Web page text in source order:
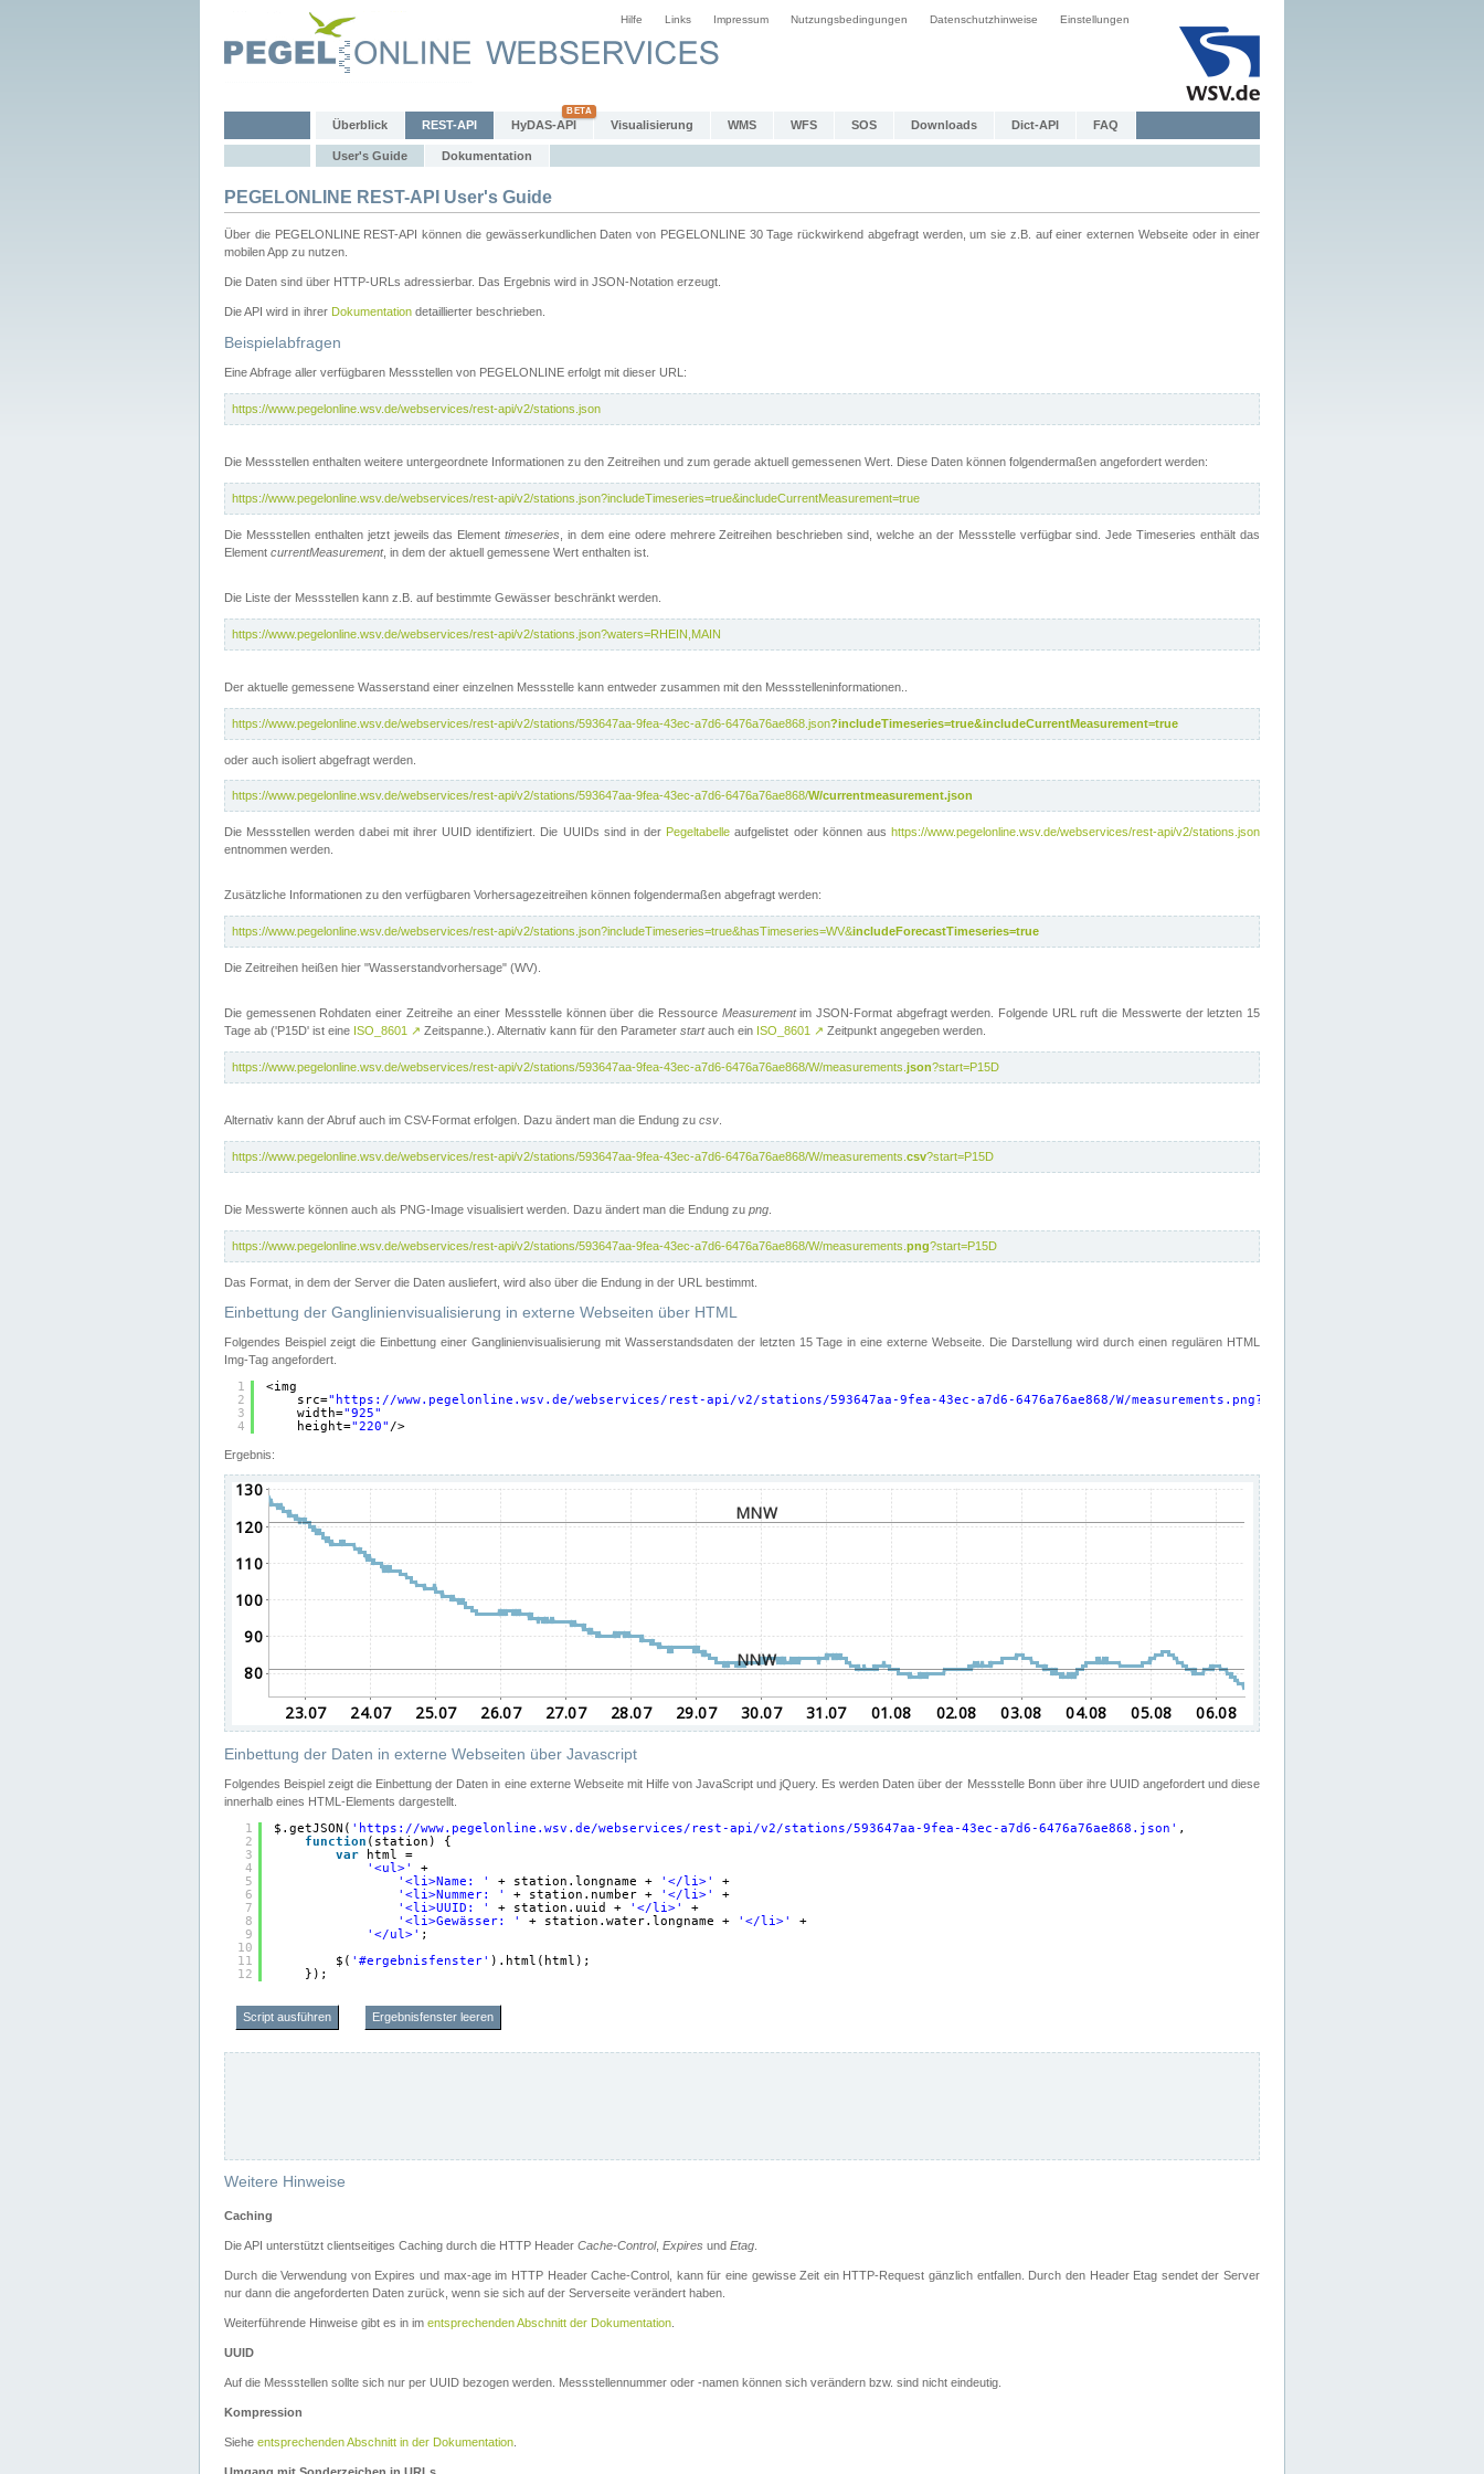
Hilfe Links Impressum Nutzungsbedingungen Datenschutzhinweise Einstellungen
Überblick REST-API HyDAS-API Visualisierung WMS WFS SOS Downloads Dict-API FAQ
User's Guide Dokumentation
PEGELONLINE REST-API User's Guide
Über die PEGELONLINE REST-API können die gewässerkundlichen Daten von PEGELONLINE 30 Tage rückwirkend abgefragt werden, um sie z.B. auf einer externen Webseite oder in einer
mobilen App zu nutzen.
Die Daten sind über HTTP-URLs adressierbar. Das Ergebnis wird in JSON-Notation erzeugt.
Die API wird in ihrer Dokumentation detaillierter beschrieben.
Beispielabfragen
Eine Abfrage aller verfügbaren Messstellen von PEGELONLINE erfolgt mit dieser URL:
https://www.pegelonline.wsv.de/webservices/rest-api/v2/stations.json
Die Messstellen enthalten weitere untergeordnete Informationen zu den Zeitreihen und zum gerade aktuell gemessenen Wert. Diese Daten können folgendermaßen angefordert werden:
https://www.pegelonline.wsv.de/webservices/rest-api/v2/stations.json?includeTimeseries=true&includeCurrentMeasurement=true
Die Messstellen enthalten jetzt jeweils das Elementtimeseries , in dem eine odere mehrere Zeitreihen beschrieben sind, welche an der Messstelle verfügbar sind. Jede Timeseries enthält das
Element currentMeasurement, in dem der aktuell gemessene Wert enthalten ist.
Die Liste der Messstellen kann z.B. auf bestimmte Gewässer beschränkt werden.
https://www.pegelonline.wsv.de/webservices/rest-api/v2/stations.json?waters=RHEIN,MAIN
Der aktuelle gemessene Wasserstand einer einzelnen Messstelle kann entweder zusammen mit den Messstelleninformationen..
https://www.pegelonline.wsv.de/webservices/rest-api/v2/stations/593647aa-9fea-43ec-a7d6-6476a76ae868.json?includeTimeseries=true&includeCurrentMeasurement=true
oder auch isoliert abgefragt werden.
https://www.pegelonline.wsv.de/webservices/rest-api/v2/stations/593647aa-9fea-43ec-a7d6-6476a76ae868/W/currentmeasurement.json
Die Messstellen werden dabei mit ihrer UUID identifiziert. Die UUIDs sind in der Pegeltabelle aufgelistet oder können aushttps://www.pegelonline.wsv.de/webservices/rest-api/v2/stations.json
entnommen werden.
Zusätzliche Informationen zu den verfügbaren Vorhersagezeitreihen können folgendermaßen abgefragt werden:
https://www.pegelonline.wsv.de/webservices/rest-api/v2/stations.json?includeTimeseries=true&hasTimeseries=WV&includeForecastTimeseries=true
Die Zeitreihen heißen hier "Wasserstandvorhersage" (WV).
Die gemessenen Rohdaten einer Zeitreihe an einer Messstelle können über die Ressource Measurementim JSON-Format abgefragt werden. Folgende URL ruft die Messwerte der letzten 15
Tage ab ('P15D' ist eine ISO_8601 ↗ Zeitspanne.). Alternativ kann für den Parameter startauch ein ISO_8601 ↗ Zeitpunkt angegeben werden.
https://www.pegelonline.wsv.de/webservices/rest-api/v2/stations/593647aa-9fea-43ec-a7d6-6476a76ae868/W/measurements. json?start=P15D
Alternativ kann der Abruf auch im CSV-Format erfolgen. Dazu ändert man die Endung zu csv
https://www.pegelonline.wsv.de/webservices/rest-api/v2/stations/593647aa-9fea-43ec-a7d6-6476a76ae868/W/measurements. csv?start=P15D
Die Messwerte können auch als PNG-Image visualisiert werden. Dazu ändert man die Endung zu png
https://www.pegelonline.wsv.de/webservices/rest-api/v2/stations/593647aa-9fea-43ec-a7d6-6476a76ae868/W/measurements. png?start=P15D
Das Format, in dem der Server die Daten ausliefert, wird also über die Endung in der URL bestimmt.
Einbettung der Ganglinienvisualisierung in externe Webseiten über HTML
Folgendes Beispiel zeigt die Einbettung einer Ganglinienvisualisierung mit Wasserstandsdaten der letzten 15 Tage in eine externe Webseite. Die Darstellung wird durch einen regulären HTML
Img-Tag angefordert.
1
2
3
4
<img
src=" https://www.pegelonline.wsv.de/webservices/rest-api/v2/stations/593647aa-9fea-43ec-a7d6-6476a76ae868/W/
width="925"
height="220" />
Ergebnis:
Einbettung der Daten in externe Webseiten über Javascript
Folgendes Beispiel zeigt die Einbettung der Daten in eine externe Webseite mit Hilfe von JavaScript und jQuery. Es werden Daten über der Messstelle Bonn über ihre UUID angefordert und diese
innerhalb eines HTML-Elements dargestellt.
1
2
3
4
5
6
7
8
9
10
11
12
$.getJSON( ' https://www.pegelonline.wsv.de/webservices/rest-api/v2/stations/593647aa-9fea-43ec-a7d6-6476a76ae868.json ' ,
function (station) {
var
html =
'<ul>'
+
'<li>Name: '
+ station.longname + '</li>'
+
'<li>Nummer: '
+ station.number + '</li>'
+
'<li>UUID: '
+ station.uuid + '</li>'
+
'<li>Gewässer: '
+ station.water.longname + '</li>'
+
'</ul>' ;
$( '#ergebnisfenster' ).html(html);
});
Script ausführen Ergebnisfenster leeren
Weitere Hinweise
Caching
Die API unterstützt clientseitiges Caching durch die HTTP Header Cache-Control, Expires und Etag.
Durch die Verwendung von Expires und max-age im HTTP Header Cache-Control, kann für eine gewisse Zeit ein HTTP-Request gänzlich entfallen. Durch den Header Etag sendet der Server
nur dann die angeforderten Daten zurück, wenn sie sich auf der Serverseite verändert haben.
Weiterführende Hinweise gibt es in im entsprechenden Abschnitt der Dokumentation.
UUID
Auf die Messstellen sollte sich nur per UUID bezogen werden. Messstellennummer oder -namen können sich verändern bzw. sind nicht eindeutig.
Kompression
Siehe entsprechenden Abschnitt in der Dokumentation.